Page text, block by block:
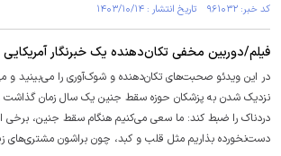
کد خبر: ۹۶۱۰۳۲ تاریخ انتشار : ۱۴۰۳/۱۰/۱۴
فیلم/دوربین مخفی تکان‌دهنده یک خبرنگار
در این ویدئو صحبت‌های تکان‌دهنده و شوک‌آوری را می‌بینید و
نزدیک شدن به پزشکان حوزه سقط جنین یک سال زمان
دردناک را ضبط کند: ما سعی می‌کنیم هنگام سقط جنین، برخی
دست‌نخورده بذاریم مثل قلب و کبد، چون براشون مشتری‌های